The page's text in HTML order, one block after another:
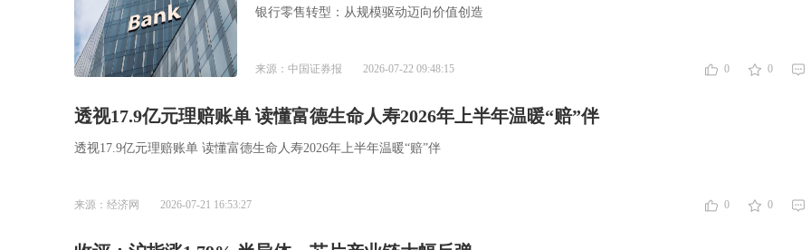
银行零售转型：从规模驱动迈向价值创造
来源：中国证券报 2026-07-22 09:48:15 0 0
透视17.9亿元理赔账单 读懂富德生命人寿2026年上半年温暖“赔”伴
透视17.9亿元理赔账单 读懂富德生命人寿2026年上半年温暖“赔”伴
来源：经济网 2026-07-21 16:53:27 0 0